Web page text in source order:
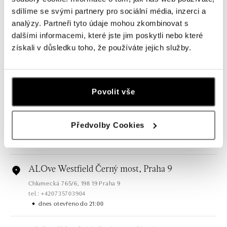
sdílíme se svými partnery pro sociální média, inzerci a
analýzy. Partneři tyto údaje mohou zkombinovat s
dalšími informacemi, které jste jim poskytli nebo které
získali v důsledku toho, že používáte jejich služby.
Povolit vše
Předvolby Cookies
Všechny Česko Slovensko
ALOve OC Nový Smíchov, Praha 5
tel.: +420736509250
dnes otevřeno do 21:00
ALOve OC Olympia, Brno
U Dálnice 777, 664 42 Brno
tel.: +420604389337
dnes otevřeno do 21:00
ALOve Westfield Černý most, Praha 9
Chlumecká 765/6, 198 19 Praha 9
tel.: +420735703904
dnes otevřeno do 21:00